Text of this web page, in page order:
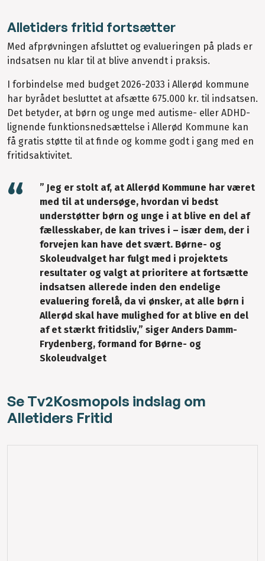
Alletiders fritid fortsætter
Med afprøvningen afsluttet og evalueringen på plads er
indsatsen nu klar til at blive anvendt i praksis.
I forbindelse med budget 2026-2033 i Allerød kommune
har byrådet besluttet at afsætte 675.000 kr. til indsatsen.
Det betyder, at børn og unge med autisme- eller ADHD-
lignende funktionsnedsættelse i Allerød Kommune kan
få gratis støtte til at finde og komme godt i gang med en
fritidsaktivitet.
” Jeg er stolt af, at Allerød Kommune har været
med til at undersøge, hvordan vi bedst
understøtter børn og unge i at blive en del af
fællesskaber, de kan trives i – især dem, der i
forvejen kan have det svært. Børne- og
Skoleudvalget har fulgt med i projektets
resultater og valgt at prioritere at fortsætte
indsatsen allerede inden den endelige
evaluering forelå, da vi ønsker, at alle børn i
Allerød skal have mulighed for at blive en del
af et stærkt fritidsliv,” siger Anders Damm-
Frydenberg, formand for Børne- og
Skoleudvalget
Se Tv2Kosmopols indslag om
Alletiders Fritid